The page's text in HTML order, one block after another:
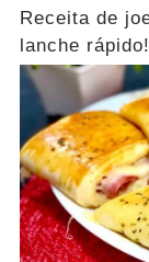
Receita de
lanche rápido!